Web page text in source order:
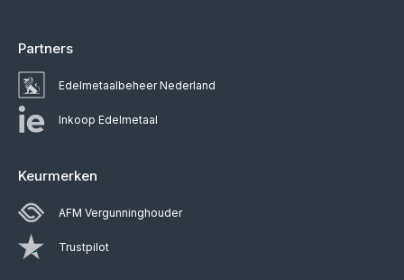
Partners
Edelmetaalbeheer Nederland
Inkoop Edelmetaal
Keurmerken
AFM Vergunninghouder
Trustpilot